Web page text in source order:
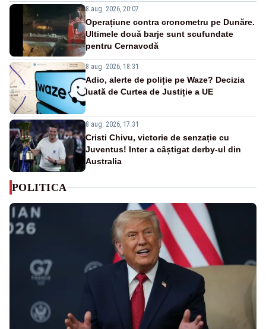
8 aug. 2026, 20:07
Operațiune contra cronometru pe Dunăre.
Ultimele două barje sunt scufundate
pentru Cernavodă
8 aug. 2026, 18:31
Adio, alerte de poliție pe Waze? Decizia
luată de Curtea de Justiție a UE
8 aug. 2026, 17:31
Cristi Chivu, victorie de senzație cu
Juventus! Inter a câștigat derby-ul din
Australia
POLITICA